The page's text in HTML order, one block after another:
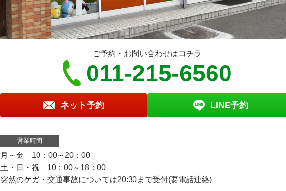
ご予約・お問い合わせはコチラ
011-215-6560
ネット予約 LINE予約
営業時間
月～金 10：00～20：00
土・日・祝 10：00～18：00
突然のケガ・交通事故については20:30まで受付(要電話連絡)